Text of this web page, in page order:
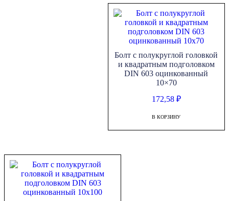
Болт с полукруглой головкой
и квадратным подголовком
DIN 603 оцинкованный
10×70
172,58 ₽
В КОРЗИНУ